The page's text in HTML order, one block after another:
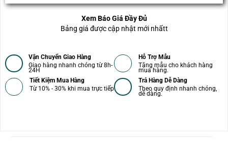
Xem Báo Giá Đầy Đủ
Bảng giá được cập nhật mới nhấtt
Vận Chuyển Giao Hàng
Giao hàng nhanh chóng từ 8h-
24H
Hỗ Trợ Mẫu
Tặng mẫu cho khách hàng
mua hàng.
Tiết Kiệm Mua Hàng
Từ 10% - 30% khi mua trực tiếp
Trả Hàng Dễ Dàng
Theo quy định nhanh chóng,
dễ dàng.